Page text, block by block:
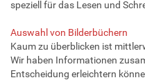
speziell für das Lesen und
Auswahl von Bilderbüchern
Kaum zu überblicken ist
Wir haben Informationen
Entscheidung erleichtern